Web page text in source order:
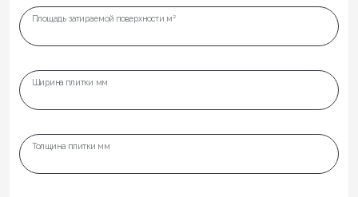
Площадь затираемой поверхности м²
Ширина плитки мм
Толщина плитки мм